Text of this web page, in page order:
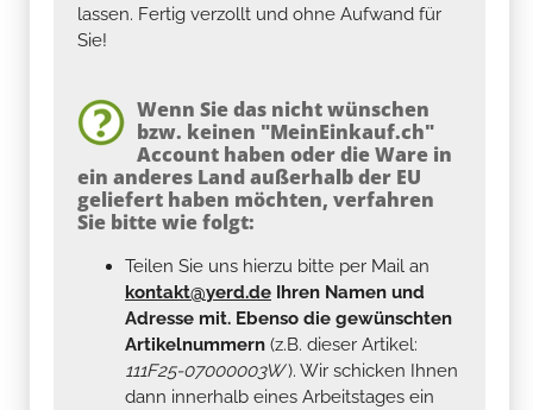
lassen. Fertig verzollt und ohne Aufwand für
Sie!
Wenn Sie das nicht wünschen
bzw. keinen "MeinEinkauf.ch"
Account haben oder die Ware in
ein anderes Land außerhalb der EU
geliefert haben möchten, verfahren
Sie bitte wie folgt:
Teilen Sie uns hierzu bitte per Mail an
kontakt@yerd.de Ihren Namen und
Adresse mit. Ebenso die gewünschten
Artikelnummern (z.B. dieser Artikel:
111F25-07000003W). Wir schicken Ihnen
dann innerhalb eines Arbeitstages ein